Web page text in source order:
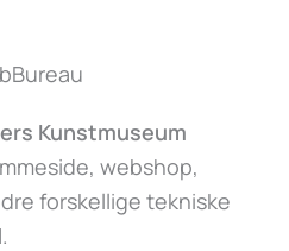
Kunstmuseum
webshop,
forskellige tekniske